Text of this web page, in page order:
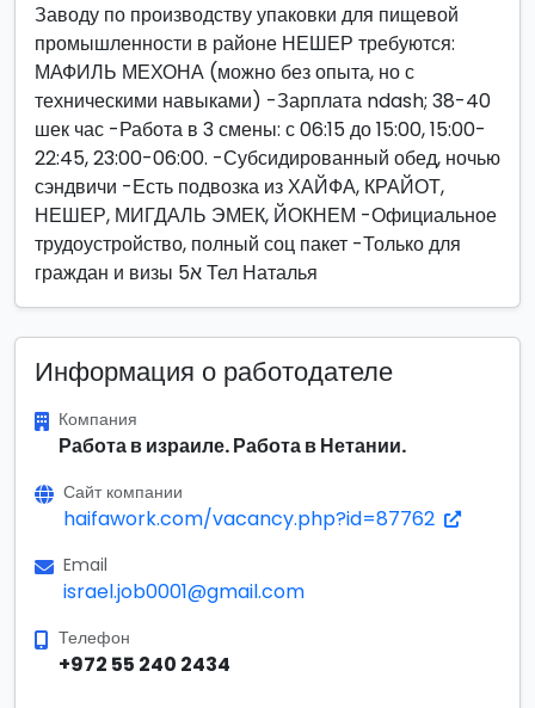
Заводу по производству упаковки для пищевой
промышленности в районе НЕШЕР требуются:
МАФИЛЬ МЕХОНА (можно без опыта, но с
техническими навыками) -Зарплата ndash; 38-40
шек час -Работа в 3 смены: с 06:15 до 15:00, 15:00-
22:45, 23:00-06:00. -Субсидированный обед, ночью
сэндвичи -Есть подвозка из ХАЙФА, КРАЙОТ,
НЕШЕР, МИГДАЛЬ ЭМЕК, ЙОКНЕМ -Официальное
трудоустройство, полный соц пакет -Только для
граждан и визы 5א Тел Наталья
Информация о работодателе
Компания
Работа в израиле. Работа в Нетании.
Сайт компании
haifawork.com/vacancy.php?id=87762
Email
israel.job0001@gmail.com
Телефон
+972 55 240 2434